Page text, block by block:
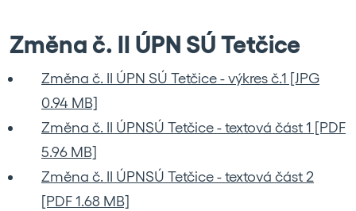
Změna č. II ÚPN SÚ Tetčice
Změna č. II ÚPN SÚ Tetčice - výkres č.1 [JPG
0.94 MB]
Změna č. II ÚPNSÚ Tetčice - textová část 1 [PDF
5.96 MB]
Změna č. II ÚPNSÚ Tetčice - textová část 2
[PDF 1.68 MB]